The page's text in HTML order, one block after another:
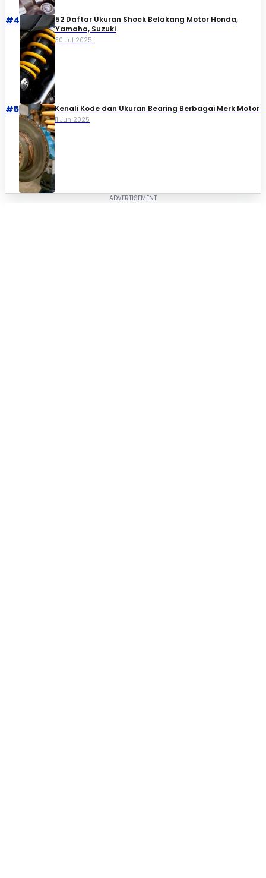
#4
52 Daftar Ukuran Shock Belakang Motor Honda,
Yamaha, Suzuki​
30 Jul 2025
#5 Kenali Kode dan Ukuran Bearing Berbagai Merk Motor
11 Jun 2025